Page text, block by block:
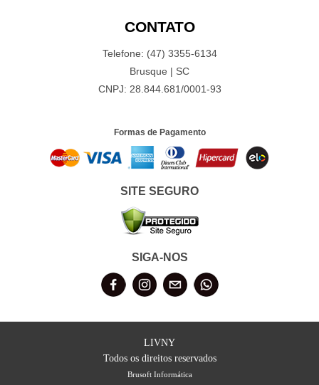
CONTATO
Telefone: (47) 3355-6134
Brusque | SC
CNPJ: 28.844.681/0001-93
Formas de Pagamento
SITE SEGURO
SIGA-NOS
LIVNY
Todos os direitos reservados
Brusoft Informática